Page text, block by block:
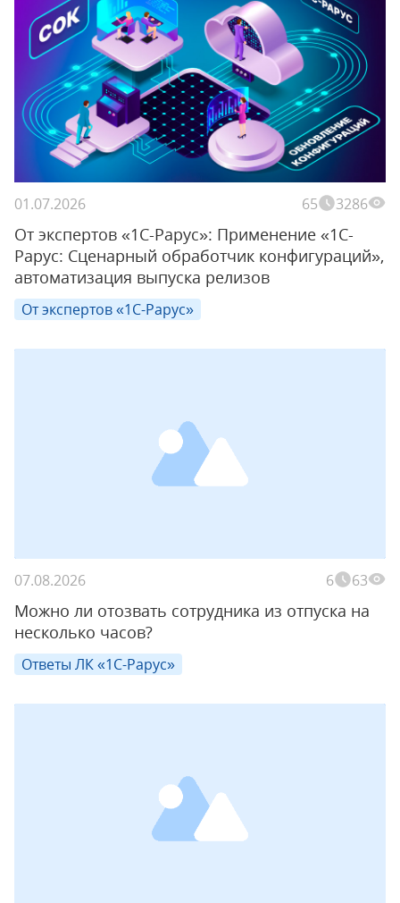
01.07.2026 65 3286
От экспертов «1С-Рарус»: Применение «1С-
Рарус: Сценарный обработчик конфигураций»,
автоматизация выпуска релизов
От экспертов «1С-Рарус»
07.08.2026 6 63
Можно ли отозвать сотрудника из отпуска на
несколько часов?
Ответы ЛК «1С-Рарус»